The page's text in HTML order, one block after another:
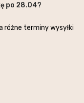
po 28.04?
różne terminy wysyłki